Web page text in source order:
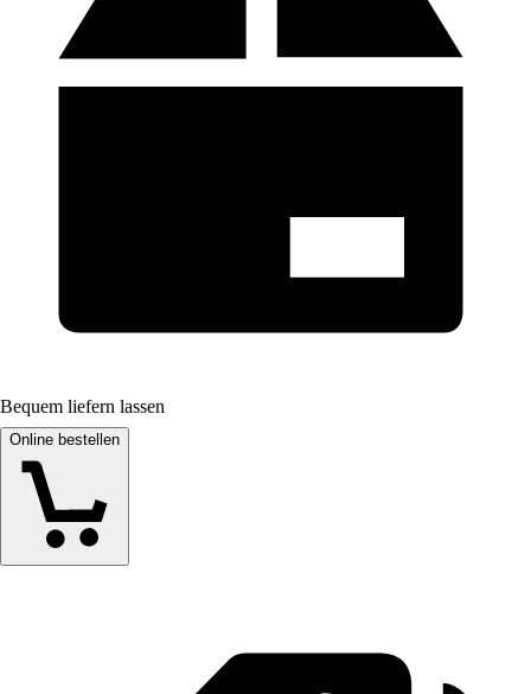
Bequem liefern lassen
Online bestellen